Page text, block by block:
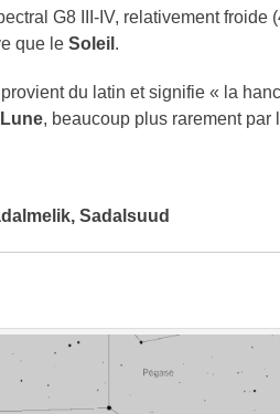
G8 III-IV, relativement froide
que le Soleil .
provient du latin et signifie « la
Lune, beaucoup plus rarement par
Sadalsuud